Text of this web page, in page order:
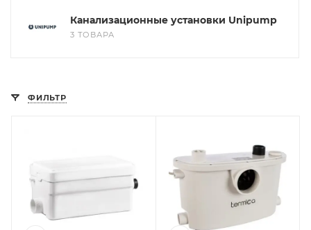
Канализационные установки Unipump
3 ТОВАРА
ФИЛЬТР
ЗАКАЗАТЬ ЗВОНОК